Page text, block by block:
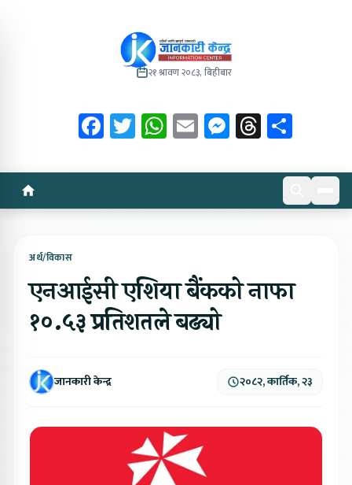
२१ श्रावण २०८३, बिहीबार
Facebook
Twitter
WhatsApp
EmailMessenger
Threads
अर्थ/विकास
एनआईसी एशिया बैंकको नाफा
१०.५३ प्रतिशतले बढ्यो
जानकारी केन्द्र २०८२, कार्तिक, २३